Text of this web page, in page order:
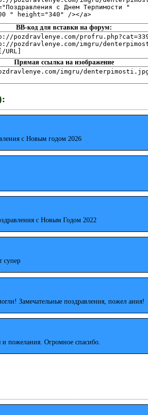
BB-код для вставки на форум:
Прямая ссылка на изображение
с Новым годом 2026
с Новым Годом 2022
супер
Замечательные поздравления, пожел ания!
и пожелания. Огромное спасибо.